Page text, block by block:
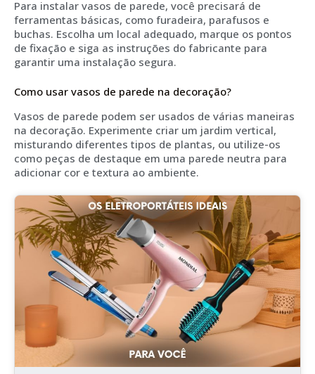
Para instalar vasos de parede, você precisará de
ferramentas básicas, como furadeira, parafusos e
buchas. Escolha um local adequado, marque os pontos
de fixação e siga as instruções do fabricante para
garantir uma instalação segura.
Como usar vasos de parede na decoração?
Vasos de parede podem ser usados de várias maneiras
na decoração. Experimente criar um jardim vertical,
misturando diferentes tipos de plantas, ou utilize-os
como peças de destaque em uma parede neutra para
adicionar cor e textura ao ambiente.